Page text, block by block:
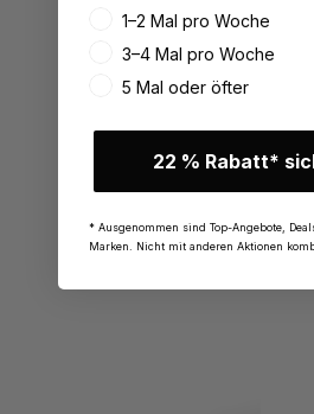
1–2 Mal pro Woche
3–4 Mal pro Woche
5 Mal oder öfter
22 % Rabatt*
* Ausgenommen sind Top-Angebote,
Marken. Nicht mit anderen Aktionen